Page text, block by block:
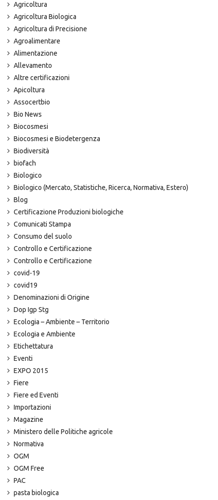
Agricoltura
Agricoltura Biologica
Agricoltura di Precisione
Agroalimentare
Alimentazione
Allevamento
Altre certificazioni
Apicoltura
Assocertbio
Bio News
Biocosmesi
Biocosmesi e Biodetergenza
Biodiversità
biofach
Biologico
Biologico (Mercato, Statistiche, Ricerca, Normativa, Estero)
Blog
Certificazione Produzioni biologiche
Comunicati Stampa
Consumo del suolo
Controllo e Certificazione
Controllo e Certificazione
covid-19
covid19
Denominazioni di Origine
Dop Igp Stg
Ecologia – Ambiente – Territorio
Ecologia e Ambiente
Etichettatura
Eventi
EXPO 2015
Fiere
Fiere ed Eventi
Importazioni
Magazine
Ministero delle Politiche agricole
Normativa
OGM
OGM Free
PAC
pasta biologica